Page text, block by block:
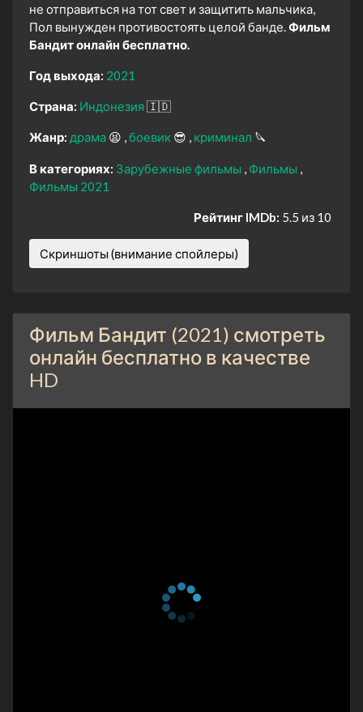
не отправиться на тот свет и защитить мальчика,
Пол вынужден противостоять целой банде.Фильм
Бандит онлайн бесплатно.
Год выхода: 2021
Страна: Индонезия🇮🇩
Жанр: драма 😫 боевик 😎 криминал 🔪
В категориях: Зарубежные фильмы
Фильмы
Фильмы 2021
Рейтинг IMDb: 5.5 из 10
Скриншоты (внимание спойлеры)
Фильм Бандит (2021) смотреть
онлайн бесплатно в качестве
HD